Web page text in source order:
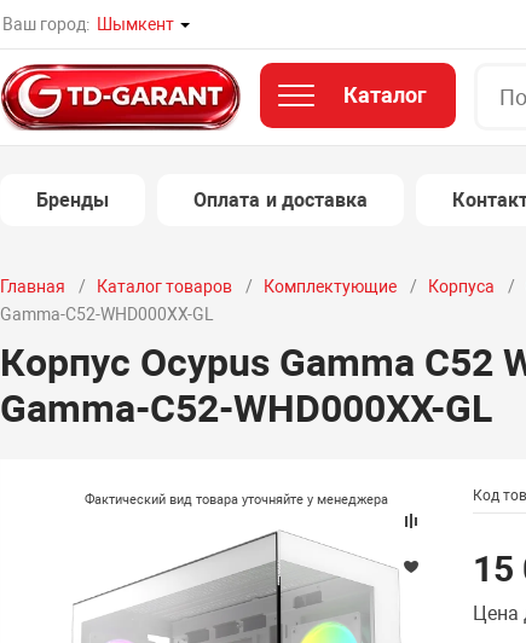
Ваш город: Шымкент
Каталог
Бренды Оплата и доставка
Главная Каталог товаров Комплектующие Корпуса
Gamma-C52-WHD000XX-GL
Корпус Ocypus Gamma C52
Gamma-C52-WHD000XX-GL
Фактический вид товара уточняйте у менеджера Код
15
Цена